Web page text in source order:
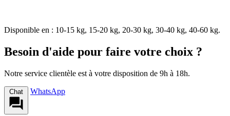
Disponible en : 10-15 kg, 15-20 kg, 20-30 kg, 30-40 kg, 40-60 kg.
Besoin d'aide pour faire votre choix ?
Notre service clientèle est à votre disposition de 9h à 18h.
Chat WhatsApp